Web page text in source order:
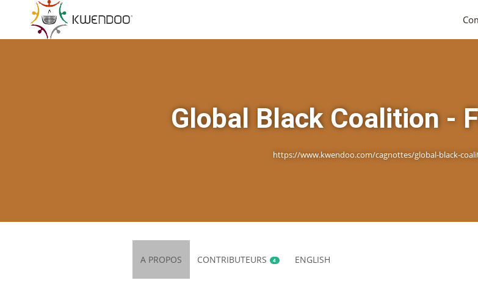
Global Black Coalition -
https://www.kwendoo.com/cagnottes/global-black-
A PROPOS CONTRIBUTEURS 4 ENGLISH